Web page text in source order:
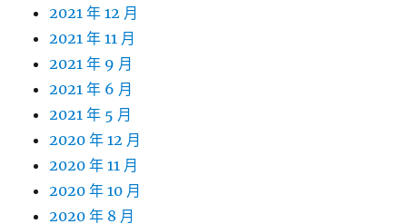
2021 年 12 月
2021 年 11 月
2021 年 9 月
2021 年 6 月
2021 年 5 月
2020 年 12 月
2020 年 11 月
2020 年 10 月
2020 年 8 月